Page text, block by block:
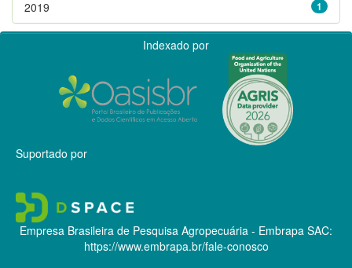
1
2019
Indexado por
Suportado por
Empresa Brasileira de Pesquisa Agropecuária - Embrapa SAC:
https://www.embrapa.br/fale-conosco